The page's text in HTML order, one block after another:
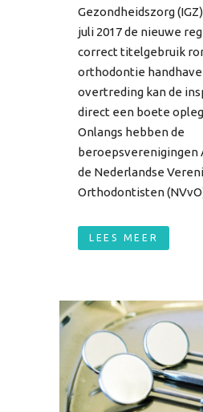
Gezondheidszorg
juli 2017 de nieuwe
correct titelgebruik
orthodontie
overtreding kan de
direct een boete
Onlangs hebben de
beroepsverenigingen
de Nederlandse
Orthodontisten
LEES MEER